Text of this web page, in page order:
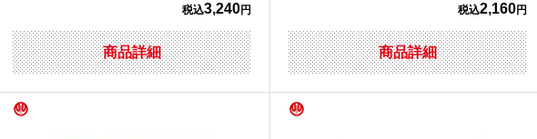
税込3,240円
商品詳細
税込2,160円
商品詳細